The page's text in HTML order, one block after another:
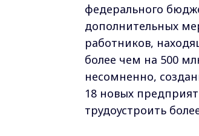
федерального
дополнительных
работников,
более чем на 500
несомненно,
18 новых
трудоустроить